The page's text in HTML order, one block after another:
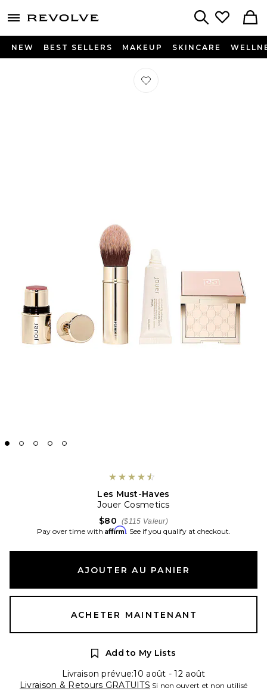
menu - shows more content
NEW BEST SELLERS MAKEUP SKINCARE
Préféré Les Must-Haves
Les Must-Haves
Jouer Cosmetics
$80
($115 Valeur)
Pay over time with Affirm. See if you qualify at checkout.
AJOUTER AU PANIER
ACHETER MAINTENANT
Add to My Lists
Livraison prévue:10 août - 12 août
Livraison & Retours GRATUITS Si non ouvert et non utilisé